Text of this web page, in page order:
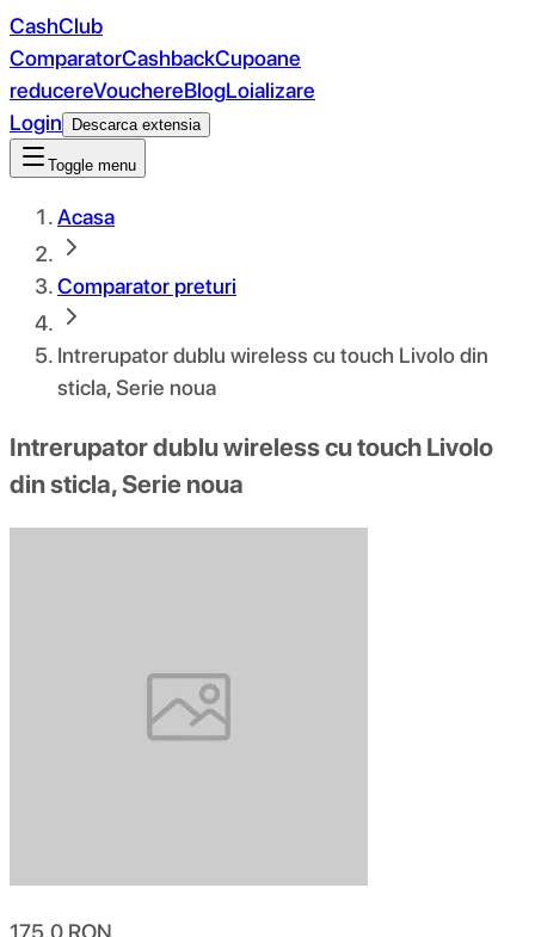
CashClub
ComparatorCashbackCupoane
reducereVouchereBlogLoializare
Login
Descarca extensia
Toggle menu
Acasa
Comparator preturi
Intrerupator dublu wireless cu touch Livolo din
sticla, Serie noua
Intrerupator dublu wireless cu touch Livolo
din sticla, Serie noua
175.0 RON